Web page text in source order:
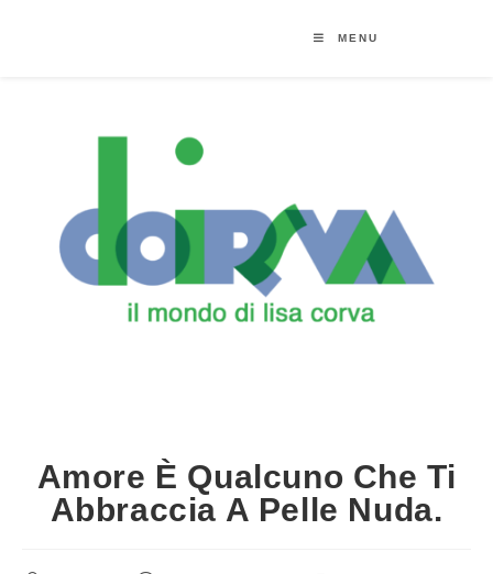
MENU
Amore È Qualcuno Che Ti
Abbraccia A Pelle Nuda.